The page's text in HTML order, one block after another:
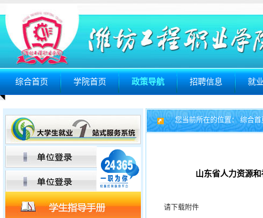
综合首页 学院首页 政策导航 招聘信息 就
您当前所在的位置：综合首
山东省人力资源
请下载附件